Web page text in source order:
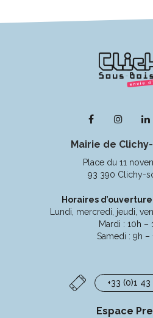
Lien
le
compte
Facebook
Lien
le
Mairie de
Place du 11
93 390 Clichy-
Horaires
Lundi, mercredi, jeudi,
Mardi : 10h –
Samedi : 9h –
+33 (0)1
Espace